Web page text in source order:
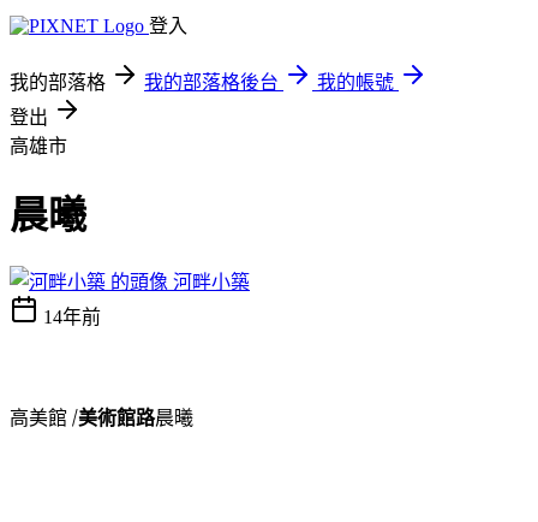
登入
我的部落格 我的部落格後台
我的帳號
登出
高雄市
晨曦
河畔小築
14年前
高美館 /美術館路晨曦